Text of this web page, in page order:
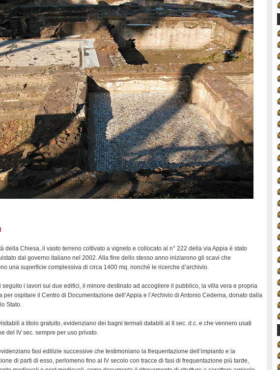
della Chiesa, il vasto terreno coltivato a vigneto e collocato al n° 222 della via Appia è stato
dal governo italiano nel 2002. Alla fine dello stesso anno iniziarono gli scavi che
una superficie complessiva di circa 1400 mq. nonchè le ricerche d’archivio.
seguito i lavori sui due edifici, il minore destinato ad accogliere il pubblico, la villa vera e propria
per ospitare il Centro di Documentazione dell’Appia e l’Archivio di Antonio Cederna, donato dalla
Stato.
a titolo gratuito, evidenziano dei bagni termali databili al II sec. d.c. e che vennero usati
del IV sec. sempre per uso privato.
fasi edilizie successive che testimoniano la frequentazione dell’impianto e la
di parti di esso, perlomeno fino al IV secolo con tracce di fasi di frequentazione più tarde,